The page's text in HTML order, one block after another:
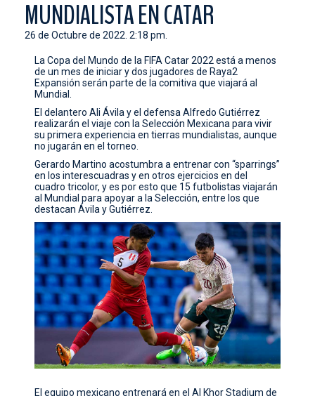
CONTACTO
MUNDIALISTA EN CATAR
26 de Octubre de 2022. 2:18 pm.
La Copa del Mundo de la FIFA Catar 2022 está a menos
de un mes de iniciar y dos jugadores de Raya2
Expansión serán parte de la comitiva que viajará al
Mundial.
El delantero Ali Ávila y el defensa Alfredo Gutiérrez
realizarán el viaje con la Selección Mexicana para vivir
su primera experiencia en tierras mundialistas, aunque
no jugarán en el torneo.
Gerardo Martino acostumbra a entrenar con “sparrings”
en los interescuadras y en otros ejercicios en del
cuadro tricolor, y es por esto que 15 futbolistas viajarán
al Mundial para apoyar a la Selección, entre los que
destacan Ávila y Gutiérrez.
El equipo mexicano entrenará en el Al Khor Stadium de